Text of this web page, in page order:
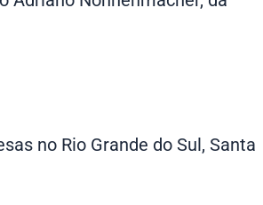
no Rio Grande do Sul, Santa